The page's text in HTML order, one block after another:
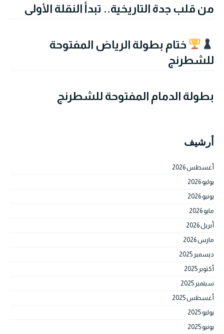
من قلب جدة التاريخية.. تبدأ النقلة الأولى
ختام بطولة الرياض المفتوحة
للشطرنج
بطولة الدمام المفتوحة للشطرنج
أرشيف
أغسطس 2026
يوليو 2026
يونيو 2026
مايو 2026
أبريل 2026
مارس 2026
ديسمبر 2025
أكتوبر 2025
سبتمبر 2025
أغسطس 2025
يوليو 2025
يونيو 2025